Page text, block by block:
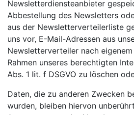
Newsletterdiensteanbieter
Abbestellung des Newsletters
aus der Newsletterverteilerliste
uns vor, E-Mail-Adressen aus
Newsletterverteiler nach eigenem
Rahmen unseres berechtigten
Abs. 1 lit. f DSGVO zu löschen
Daten, die zu anderen Zwecken
wurden, bleiben hiervon